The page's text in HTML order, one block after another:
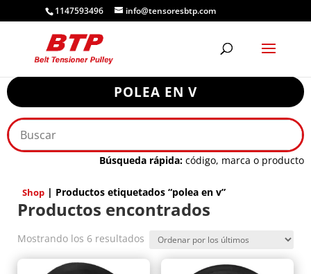
1147593496 info@tensoresbtp.com
POLEA EN V
Búsqueda rápida: código, marca o producto
Shop | Productos etiquetados “polea en v”
Productos encontrados
Mostrando los 6 resultados Ordenado